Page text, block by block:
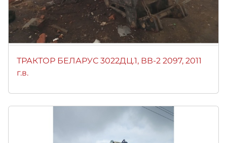
ТРАКТОР БЕЛАРУС 3022ДЦ.1, ВВ-2 2097, 2011
г.в.